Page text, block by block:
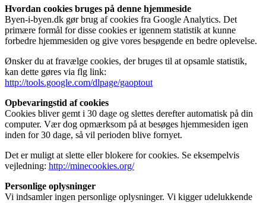
Hvordan cookies bruges på denne hjemmeside
Byen-i-byen.dk gør brug af cookies fra Google Analytics. Det
primære formål for disse cookies er igennem statistik at kunne
forbedre hjemmesiden og give vores besøgende en bedre oplevelse.
Ønsker du at fravælge cookies, der bruges til at opsamle statistik,
kan dette gøres via flg link:
http://tools.google.com/dlpage/gaoptout
Opbevaringstid af cookies
Cookies bliver gemt i 30 dage og slettes derefter automatisk på din
computer. Vær dog opmærksom på at besøges hjemmesiden igen
inden for 30 dage, så vil perioden blive fornyet.
Det er muligt at slette eller blokere for cookies. Se eksempelvis
vejledning: http://minecookies.org/
Personlige oplysninger
Vi indsamler ingen personlige oplysninger. Vi kigger udelukkende